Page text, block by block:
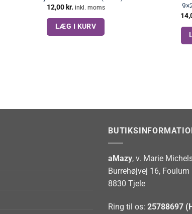
12,00 kr. inkl. moms
LÆG I KURV
aMazy, v. Marie
Burrehøjvej 16, Foulum
8830 Tjele
Ring til os: 25788697